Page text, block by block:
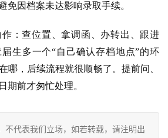
免因档案未达影响录取手续。
：查位置、拿调函、办转出、跟进
生多一个“自己确认存档地点”的环
哪，后续流程就很顺畅了。提前问、
期前才匆忙处理。
不代表我们立场，如若转载，请注明出